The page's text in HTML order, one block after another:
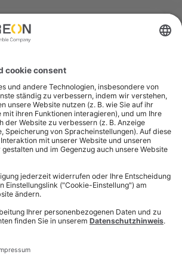
unabhängiges Benchmarking
bekommen, um mehr
erhalten. Wir haben uns
breiten Leistungsangebots für
und Durchführung von
Transporeon entschieden.
war uns bei Verhandlungen mit
eine große Hilfe.